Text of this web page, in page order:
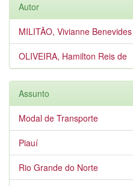
Autor
MILITÃO, Vivianne Benevides
OLIVEIRA, Hamilton Reis de
Assunto
Modal de Transporte
Piauí
Rio Grande do Norte